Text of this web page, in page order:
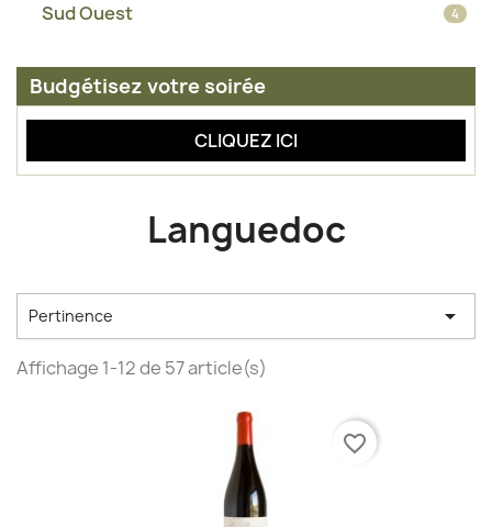
Sud Ouest 4
Budgétisez votre soirée
CLIQUEZ ICI
Languedoc
Pertinence 
Affichage 1-12 de 57 article(s)
favorite_border